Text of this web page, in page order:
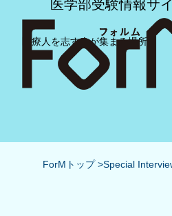
医療人を志す人が集まる場所
医学部受験情報サ
ForMトップ Special